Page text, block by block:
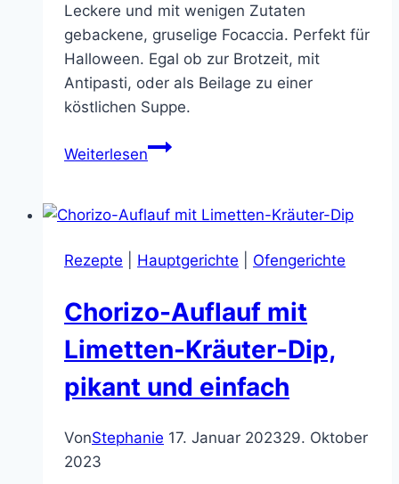
Leckere und mit wenigen Zutaten
gebackene, gruselige Focaccia. Perfekt für
Halloween. Egal ob zur Brotzeit, mit
Antipasti, oder als Beilage zu einer
köstlichen Suppe.
WeiterlesenGruselige
perfekt
Halloween
Rezepte Hauptgerichte Ofengerichte
Chorizo-Auflauf mit
Limetten-Kräuter-Dip,
pikant und einfach
VonStephanie 17. Januar 202329. Oktober
2023